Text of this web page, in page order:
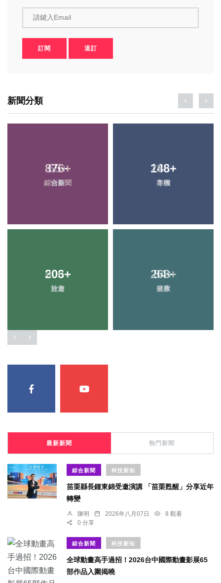
請鍵入Email
訂閱 退訂
新聞分類
876+
綜合新聞
148+
專欄
206+
旅遊
268+
健康
最新新聞 熱門新聞
綜合新聞 科技新知
苗栗縣長鍾東錦受邀演講 「苗栗甦醒」分享近年
轉變
陳明 2026年八月07日
8 觀看
0 分享
綜合新聞 科技新知
全球動畫高手過招！2026台中國際動畫影展65
部作品入圍揭曉